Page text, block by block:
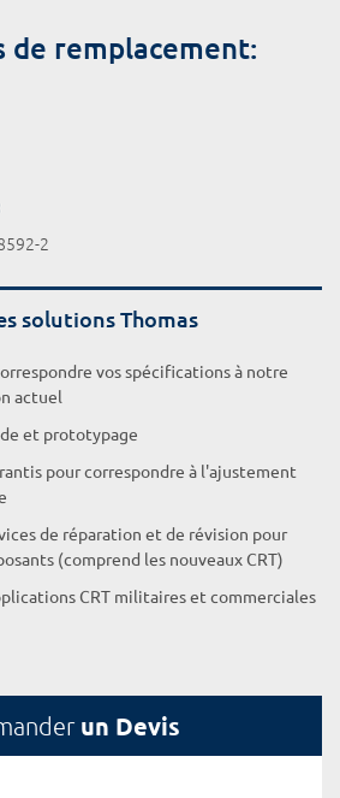
de remplacement:
2
solutions Thomas
vos spécifications à notre
actuel
et prototypage
pour correspondre à l'ajustement
de réparation et de révision pour
(comprend les nouveaux CRT)
CRT militaires et commerciales
un Devis